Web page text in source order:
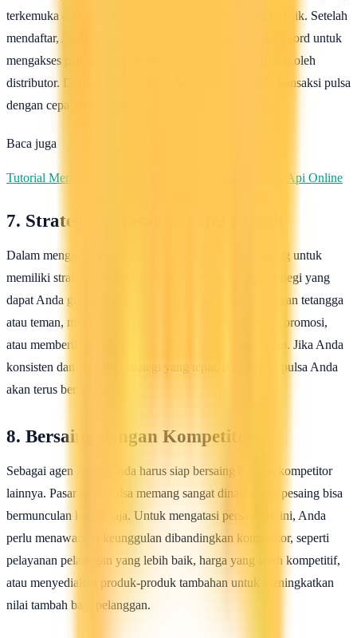
terkemuka dan memiliki sistem yang tehubung dengan baik. Setelah
mendaftar, Anda akan mendapatkan username dan password untuk
mengakses platform online atau aplikasi yang disediakan oleh
distributor. Dengan demikian, Anda dapat melakukan transaksi pulsa
dengan cepat dan mudah.
Baca juga
Tutorial Mengatasi Masalah Saat Membeli Tiket Kereta Api Online
7. Strategi Pemasaran yang Efektif
Dalam menggerakkan bisnis sebagai agen pulsa, penting untuk
memiliki strategi pemasaran yang efektif. Beberapa strategi yang
dapat Anda gunakan antara lain membuat jaringan dengan tetangga
atau teman, memanfaatkan media sosial sebagai sarana promosi,
atau memberikan diskon khusus kepada pelanggan setia. Jika Anda
konsisten dan memiliki strategi yang tepat, bisnis agen pulsa Anda
akan terus berkembang.
8. Bersaing dengan Kompetitor
Sebagai agen pulsa, Anda harus siap bersaing dengan kompetitor
lainnya. Pasar agen pulsa memang sangat dinamis dan pesaing bisa
bermunculan kapan saja. Untuk mengatasi persaingan ini, Anda
perlu menawarkan keunggulan dibandingkan kompetitor, seperti
pelayanan pelanggan yang lebih baik, harga yang lebih kompetitif,
atau menyediakan produk-produk tambahan untuk meningkatkan
nilai tambah bagi pelanggan.